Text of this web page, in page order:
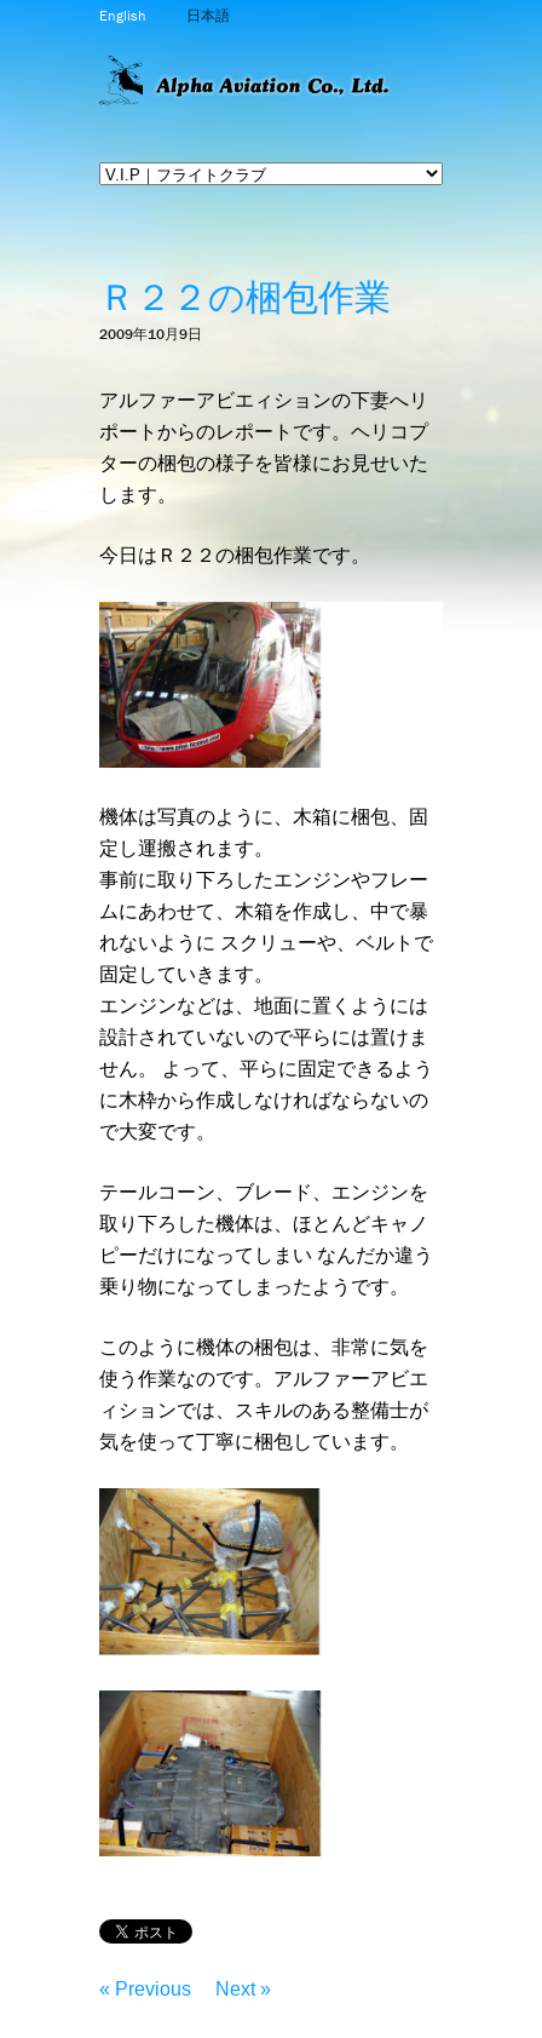
English 日本語
Ｒ２２の梱包作業
2009年10月9日
アルファーアビエィションの下妻へリ
ポートからのレポートです。 ヘリコプ
ターの梱包の様子を皆様にお見せいた
します。
今日はＲ２２の梱包作業です。
機体は写真のように、木箱に梱包、固
定し運搬されます。
事前に取り下ろしたエンジンやフレー
ムにあわせて、木箱を作成し、中で暴
れないように スクリューや、ベルトで
固定していきます。
エンジンなどは、地面に置くようには
設計されていないので平らには置けま
せん。 よって、平らに固定できるよう
に木枠から作成しなければならないの
で大変です。
テールコーン、ブレード、エンジンを
取り下ろした機体は、ほとんどキャノ
ピーだけになってしまい なんだか違う
乗り物になってしまったようです。
このように機体の梱包は、非常に気を
使う作業なのです。アルファーアビエ
ィションでは、スキルのある整備士が
気を使って丁寧に梱包しています。
« Previous Next »